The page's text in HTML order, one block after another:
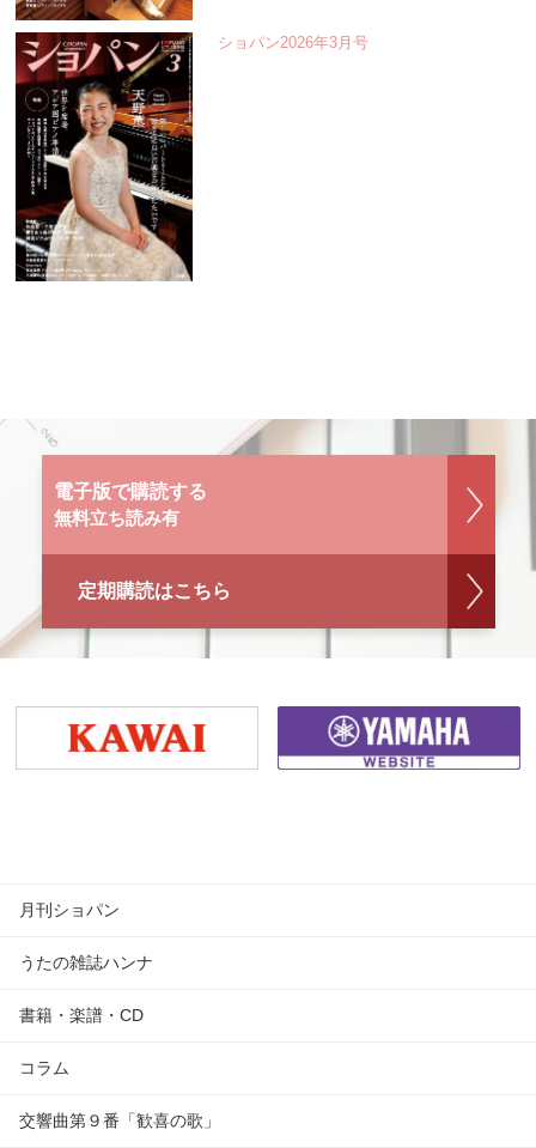
ショパン2026年3月号
電子版で購読する
無料立ち読み有
定期購読はこちら
月刊ショパン
うたの雑誌ハンナ
書籍・楽譜・CD
コラム
交響曲第９番「歓喜の歌」